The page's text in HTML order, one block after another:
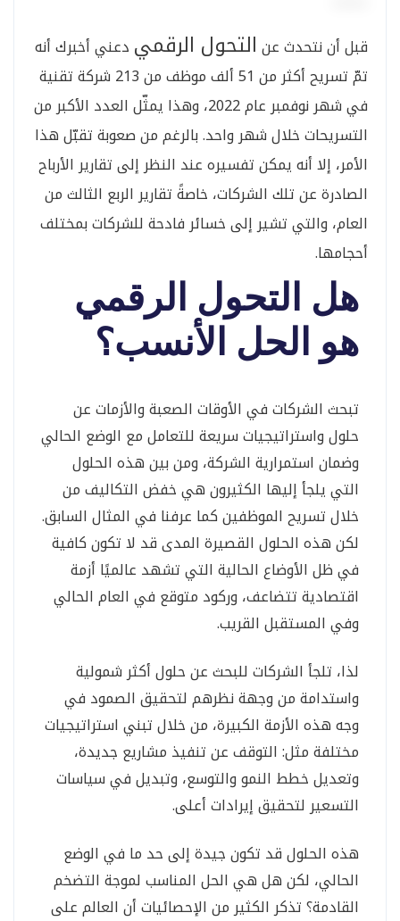
قبل أن نتحدث عن التحول الرقمي دعني أخبرك أنه
تمّ تسريح أكثر من 51 ألف موظف من 213 شركة تقنية
في شهر نوفمبر عام 2022، وهذا يمثّل العدد الأكبر من
التسريحات خلال شهر واحد. بالرغم من صعوبة تقبّل هذا
الأمر، إلا أنه يمكن تفسيره عند النظر إلى تقارير الأرباح
الصادرة عن تلك الشركات، خاصةً تقارير الربع الثالث من
العام، والتي تشير إلى خسائر فادحة للشركات بمختلف
أحجامها.
هل التحول الرقمي
هو الحل الأنسب؟
تبحث الشركات في الأوقات الصعبة والأزمات عن
حلول واستراتيجيات سريعة للتعامل مع الوضع الحالي
وضمان استمرارية الشركة، ومن بين هذه الحلول
التي يلجأ إليها الكثيرون هي خفض التكاليف من
خلال تسريح الموظفين كما عرفنا في المثال السابق.
لكن هذه الحلول القصيرة المدى قد لا تكون كافية
في ظل الأوضاع الحالية التي تشهد عالميًا أزمة
اقتصادية تتضاعف، وركود متوقع في العام الحالي
وفي المستقبل القريب.
لذا، تلجأ الشركات للبحث عن حلول أكثر شمولية
واستدامة من وجهة نظرهم لتحقيق الصمود في
وجه هذه الأزمة الكبيرة، من خلال تبني استراتيجيات
مختلفة مثل: التوقف عن تنفيذ مشاريع جديدة،
وتعديل خطط النمو والتوسع، وتبديل في سياسات
التسعير لتحقيق إيرادات أعلى.
هذه الحلول قد تكون جيدة إلى حد ما في الوضع
الحالي، لكن هل هي الحل المناسب لموجة التضخم
القادمة؟ تذكر الكثير من الإحصائيات أن العالم على